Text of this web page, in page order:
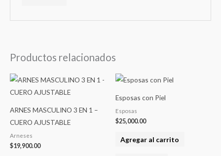
Productos relacionados
ARNES MASCULINO 3 EN 1 –
CUERO AJUSTABLE
Arneses
$19,900.00
Esposas con Piel
Esposas
$25,000.00
Agregar al carrito